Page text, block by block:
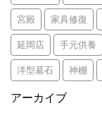
宮殿 家具修復
延岡店 手元供養
洋型墓石 神棚
アーカイブ